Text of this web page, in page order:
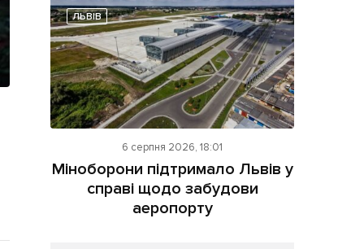
ЛЬВІВ
6 серпня 2026, 18:01
Міноборони підтримало Львів у
справі щодо забудови
аеропорту